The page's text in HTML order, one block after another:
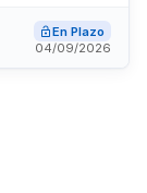
la
En Plazo
04/09/2026